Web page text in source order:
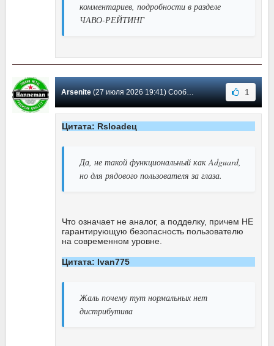
комментариев, подробности в разделе
ЧАВО-РЕЙТИНГ
Arsenite(27 июля 2026 19:41) Сообщение #4140 1
Цитата: Rsloadeц
Да, не такой функциональный как Adguard,
но для рядового пользователя за глаза.
Что означает не аналог, а подделку, причем НЕ
гарантирующую безопасность пользователю
на современном уровне.
Цитата: Ivan775
Жаль почему тут нормальных нет
дистрибутива